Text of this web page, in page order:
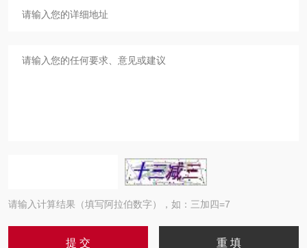
请输入计算结果（填写阿拉伯数字），如：三加四=7